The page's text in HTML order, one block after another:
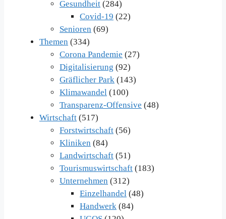
Gesundheit (284)
Covid-19 (22)
Senioren (69)
Themen (334)
Corona Pandemie (27)
Digitalisierung (92)
Gräflicher Park (143)
Klimawandel (100)
Transparenz-Offensive (48)
Wirtschaft (517)
Forstwirtschaft (56)
Kliniken (84)
Landwirtschaft (51)
Tourismuswirtschaft (183)
Unternehmen (312)
Einzelhandel (48)
Handwerk (84)